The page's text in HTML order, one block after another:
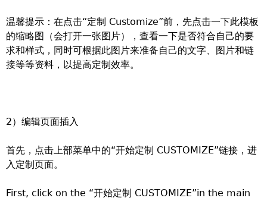
温馨提示：在点击“定制 Customize”前，先点击一下此模板
的缩略图（会打开一张图片），查看一下是否符合自己的要
求和样式，同时可根据此图片来准备自己的文字、图片和链
接等等资料，以提高定制效率。
2）编辑页面插入
首先，点击上部菜单中的“开始定制 CUSTOMIZE”链接，进
入定制页面。
First, click on the “开始定制 CUSTOMIZE”in the main